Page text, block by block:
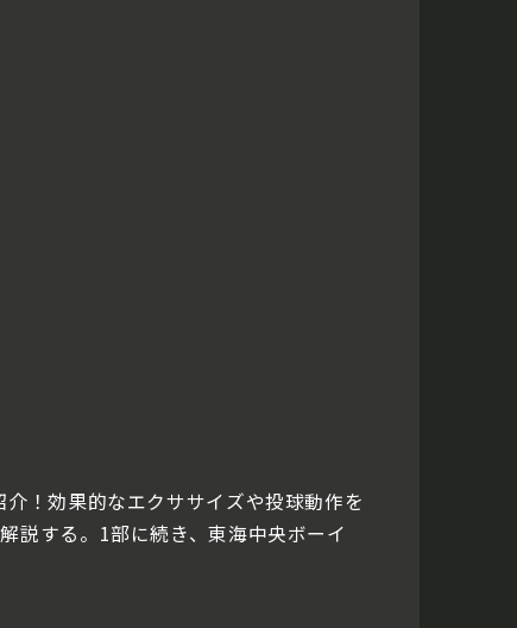
！効果的なエクササイズや投球動作を
説する。1部に続き、東海中央ボーイ